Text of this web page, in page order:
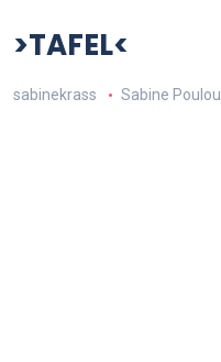
>TAFEL<
sabinekrass Sabine Poulou